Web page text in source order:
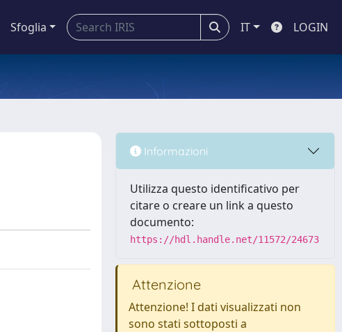
Sfoglia IT LOGIN
Informazioni
Utilizza questo identificativo per
citare o creare un link a questo
documento:
https://hdl.handle.net/11572/24673
Attenzione
Attenzione! I dati visualizzati non
sono stati sottoposti a